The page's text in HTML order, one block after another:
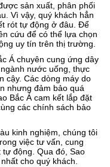
sản xuất, phân phối
Vì vậy, quý khách hẳn
rót tự động ở đâu. Để
cứu để có thể lựa chọn
uy tín trên thị trường.
Á chuyên cung ứng dây
nước uống, thực
cậy. Các dòng máy do
nhưng đảm bảo quá
Bắc Á cam kết lắp đặt
các chính sách bảo
kinh nghiệm, chúng tôi
việc tư vấn, cung
tự động. Qua đó, Sao
cho quý khách.